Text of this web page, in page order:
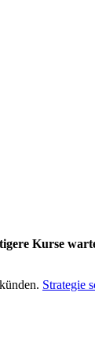
Kurse
Strategie